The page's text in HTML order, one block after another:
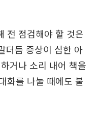
전 점검해야 할 것은
더듬 증상이 심한 아
거나 소리 내어 책을
화를 나눌 때에도 불